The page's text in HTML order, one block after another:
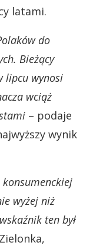
latami.
do
Bieżący
lipcu wynosi
wciąż
– podaje
wynik
konsumenckiej
wyżej niż
ten był